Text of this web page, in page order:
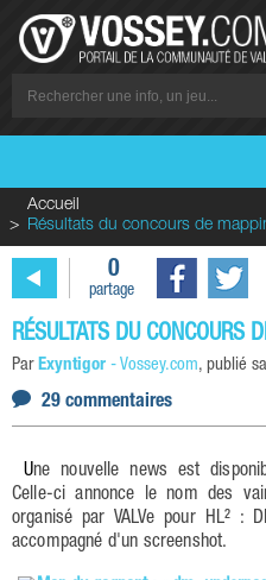
Accueil
Résultats du concours de
0
partage
RÉSULTATS DU CONCOURS
Par Exyntigor - Vossey.com, publié
29 commentaires
Une nouvelle news est disponible lorsque vous relancez Steam.
Celle-ci annonce le nom des
organisé par VALVe pour HL² :
accompagné d'un screenshot.